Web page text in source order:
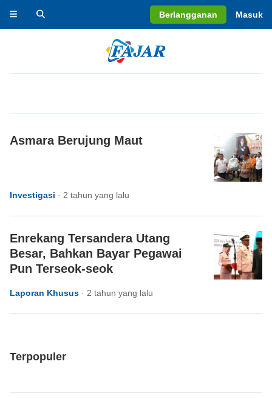
Berlangganan Masuk
Asmara Berujung Maut
Investigasi · 2 tahun yang lalu
Enrekang Tersandera Utang
Besar, Bahkan Bayar Pegawai
Pun Terseok-seok
Laporan Khusus · 2 tahun yang lalu
Terpopuler